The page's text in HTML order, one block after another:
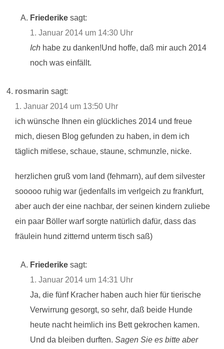
Friederike sagt:
1. Januar 2014 um 14:30 Uhr
Ich habe zu danken!Und hoffe, daß mir auch 2014
noch was einfällt.
rosmarin sagt:
1. Januar 2014 um 13:50 Uhr
ich wünsche Ihnen ein glückliches 2014 und freue
mich, diesen Blog gefunden zu haben, in dem ich
täglich mitlese, schaue, staune, schmunzle, nicke.
herzlichen gruß vom land (fehmarn), auf dem silvester
sooooo ruhig war (jedenfalls im verlgeich zu frankfurt,
aber auch der eine nachbar, der seinen kindern zuliebe
ein paar Böller warf sorgte natürlich dafür, dass das
fräulein hund zitternd unterm tisch saß)
Friederike sagt:
1. Januar 2014 um 14:31 Uhr
Ja, die fünf Kracher haben auch hier für tierische
Verwirrung gesorgt, so sehr, daß beide Hunde
heute nacht heimlich ins Bett gekrochen kamen.
Und da bleiben durften. Sagen Sie es bitte aber